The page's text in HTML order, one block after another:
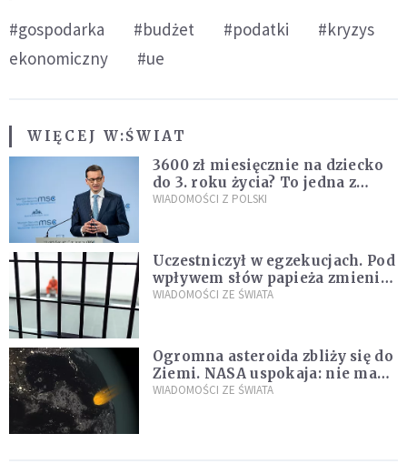
#gospodarka #budżet #podatki
#kryzys
ekonomiczny
#ue
WIĘCEJ W:ŚWIAT
3600 zł miesięcznie na dziecko
do 3. roku życia? To jedna z
propozycji programu "Rozwój
WIADOMOŚCI Z POLSKI
Uczestniczył w egzekucjach. Pod
wpływem słów papieża zmienił
zdanie
WIADOMOŚCI ZE ŚWIATA
Ogromna asteroida zbliży się do
Ziemi. NASA uspokaja: nie ma
zagrożenia
WIADOMOŚCI ZE ŚWIATA